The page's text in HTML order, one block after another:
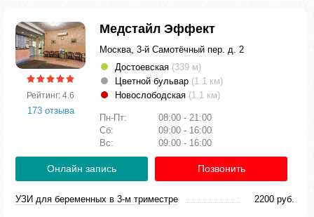
Рейтинг: 4.6
173 отзыва
Медстайл Эффект
Москва, 3-й Самотёчный пер. д. 2
Достоевская (339 м)
Цветной бульвар (1.1 км)
Новослободская (1.1 км)
Пн-Пт:
08:00 - 21:00
Сб:
09:00 - 16:00
Вс:
09:00 - 16:00
Онлайн запись Позвонить
УЗИ для беременных в 3-м триместре 2200 руб.